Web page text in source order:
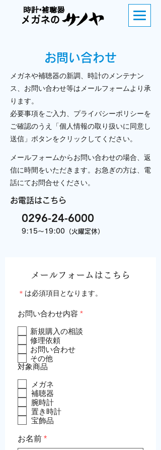
お問い合わせ
メガネや補聴器の新調、時計のメンテナン
ス、お問い合わせ等はメールフォームより承
ります。
必要事項をご入力、プライバシーポリシーを
ご確認のうえ「個人情報の取り扱いに同意し
送信」ボタンをクリックしてください。
メールフォームからお問い合わせの場合、返
信に時間をいただきます。お急ぎの方は、電
話にてお問合せください。
お電話はこちら
0296-24-6000
9:15～19:00（火曜定休）
​メールフォームはこちら
​＊ は必須項目となります。
お問い合わせ内容 *必
目
新規購入の相談
修理依頼
お問い合わせ
その他
対象商品
メガネ
補聴器
腕時計
置き時計
宝飾品
お名前